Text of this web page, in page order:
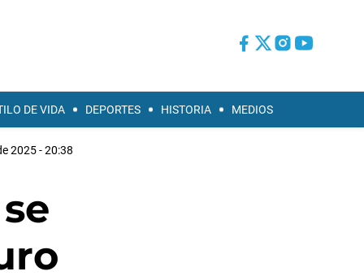
DE VIDA DEPORTES HISTORIA MEDIOS
2025 - 20:38